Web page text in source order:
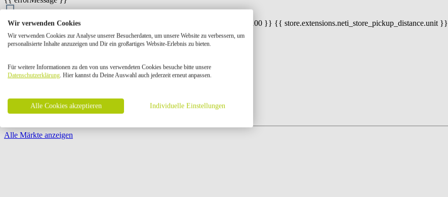
{{ Math.round(store.extensions.neti_store_pickup_distance.distance * 100) / 100 }} {{ store.extensions.neti_store_pickup_distance.unit }}
{{ store.label }}
{{ store.street }} {{ store.streetNumber }}
{{ store.zipCode }} {{ store.city }}
Öffnungszeiten:
Seite {{ pagination.page }} von {{ pagination.pageCount }}
Alle Märkte anzeigen
Wir verwenden Cookies
Wir verwenden Cookies zur Analyse unserer Besucherdaten, um unsere Website zu verbessern, um
personalisierte Inhalte anzuzeigen und Dir ein großartiges Website-Erlebnis zu bieten.
Für weitere Informationen zu den von uns verwendeten Cookies besuche bitte unsere
Datenschutzerklärung. Hier kannst du Deine Auswahl auch jederzeit erneut anpassen.
Alle Cookies akzeptieren Individuelle Einstellungen